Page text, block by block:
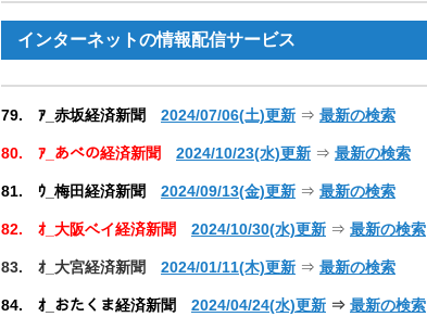
インターネットの情報配信サービス
79. ｱ_赤坂経済新聞 2024/07/06(土)更新 ⇒ 最新の検索
80. ｱ_あべの経済新聞 2024/10/23(水)更新 ⇒ 最新の検索
81. ｳ_梅田経済新聞 2024/09/13(金)更新 ⇒ 最新の検索
82. ｵ_大阪ベイ経済新聞 2024/10/30(水)更新 ⇒ 最新の検索
83. ｵ_大宮経済新聞 2024/01/11(木)更新 ⇒ 最新の検索
84. ｵ_おたくま経済新聞 2024/04/24(水)更新 ⇒ 最新の検索